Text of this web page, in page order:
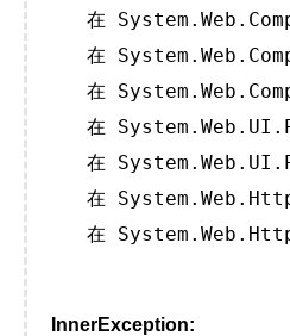
在
在
在
在
在
在
在
InnerException: